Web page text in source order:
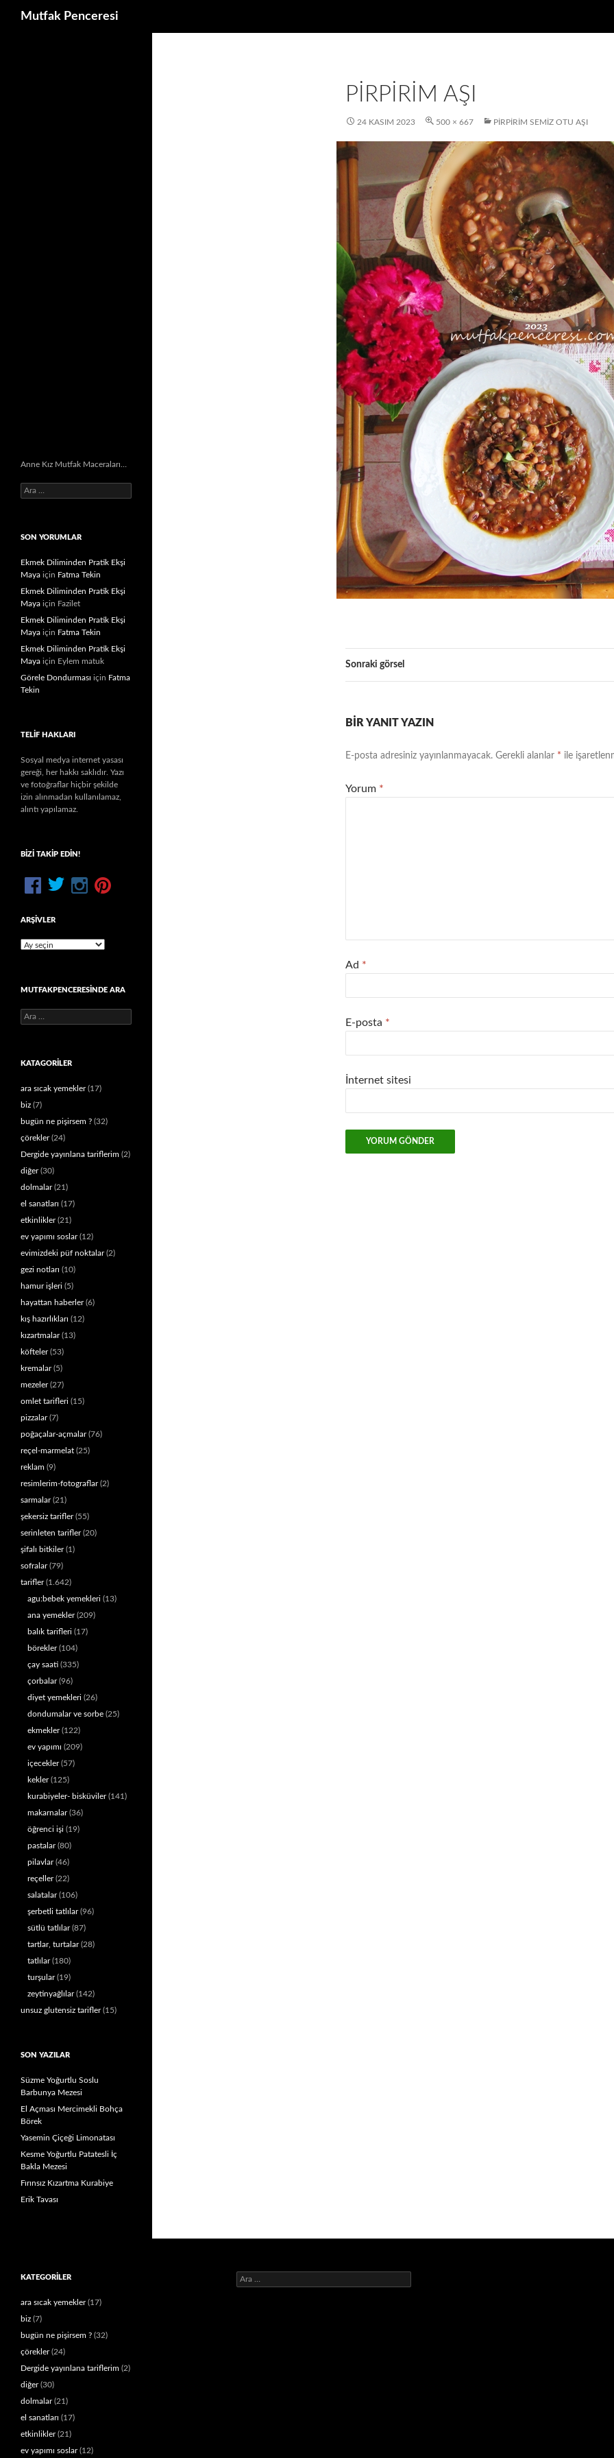
Mutfak Penceresi
PIRPIRIM AŞI
24 KASIM 2023 500 × 667 PIRPIRIM SEMIZ OTU AŞI
Sonraki görsel
BIR YANIT YAZIN
E-posta adresiniz yayınlanmayacak. Gerekli alanlar * ile
Yorum *
Ad *
E-posta *
İnternet sitesi
Anne Kız Mutfak Maceraları…
Arama:
SON YORUMLAR
Ekmek Diliminden Pratik Ekşi
Maya için Fatma Tekin
Ekmek Diliminden Pratik Ekşi
Maya için Fazilet
Ekmek Diliminden Pratik Ekşi
Maya için Fatma Tekin
Ekmek Diliminden Pratik Ekşi
Maya için Eylem matuk
Görele Dondurması için Fatma
Tekin
TELIF HAKLARI
Sosyal medya internet yasası
gereği, her hakkı saklıdır. Yazı
ve fotoğraflar hiçbir şekilde
izin alınmadan kullanılamaz,
alıntı yapılamaz.
BIZI TAKIP EDIN!
ARŞIVLER
Arşivler
MUTFAKPENCERESINDE ARA
Arama:
KATAGORILER
ara sıcak yemekler(17)
biz (7)
bugün ne pişirsem ? (32)
çörekler(24)
Dergide yayınlana tariflerim (2)
diğer(30)
dolmalar(21)
el sanatları (17)
etkinlikler(21)
ev yapımı soslar(12)
evimizdeki püf noktalar(2)
gezi notları (10)
hamur işleri (5)
hayattan haberler(6)
kış hazırlıkları (12)
kızartmalar(13)
köfteler(53)
kremalar(5)
mezeler(27)
omlet tarifleri (15)
pizzalar(7)
poğaçalar-açmalar(76)
reçel-marmelat (25)
reklam (9)
resimlerim-fotograflar(2)
sarmalar(21)
şekersiz tarifler(55)
serinleten tarifler(20)
şifalı bitkiler(1)
sofralar(79)
tarifler(1.642)
agu:bebek yemekleri (13)
ana yemekler(209)
balık tarifleri (17)
börekler(104)
çay saati (335)
çorbalar(96)
diyet yemekleri (26)
dondumalar ve sorbe (25)
ekmekler(122)
ev yapımı (209)
içecekler(57)
kekler(125)
kurabiyeler- bisküviler(141)
makarnalar(36)
öğrenci işi (19)
pastalar(80)
pilavlar(46)
reçeller(22)
salatalar(106)
şerbetli tatlılar(96)
sütlü tatlılar(87)
tartlar, turtalar(28)
tatlılar(180)
turşular(19)
zeytinyağlılar(142)
unsuz glutensiz tarifler(15)
SON YAZILAR
Süzme Yoğurtlu Soslu
Barbunya Mezesi
El Açması Mercimekli Bohça
Börek
Yasemin Çiçeği Limonatası
Kesme Yoğurtlu Patatesli İç
Bakla Mezesi
Fırınsız Kızartma Kurabiye
Erik Tavası
KATEGORILER
ara sıcak yemekler(17)
biz (7)
bugün ne pişirsem ? (32)
çörekler(24)
Dergide yayınlana tariflerim (2)
diğer(30)
dolmalar(21)
el sanatları (17)
etkinlikler(21)
ev yapımı soslar(12)
Arama: